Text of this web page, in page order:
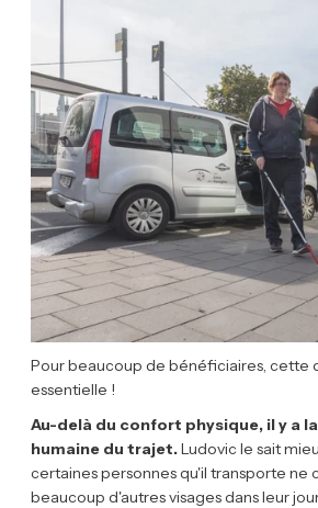
Pour beaucoup de bénéficiaires, cette
essentielle !
Au-delà du confort physique, il y a
humaine du trajet.Ludovic le sait
certaines personnes qu'il transporte ne
beaucoup d'autres visages dans leur